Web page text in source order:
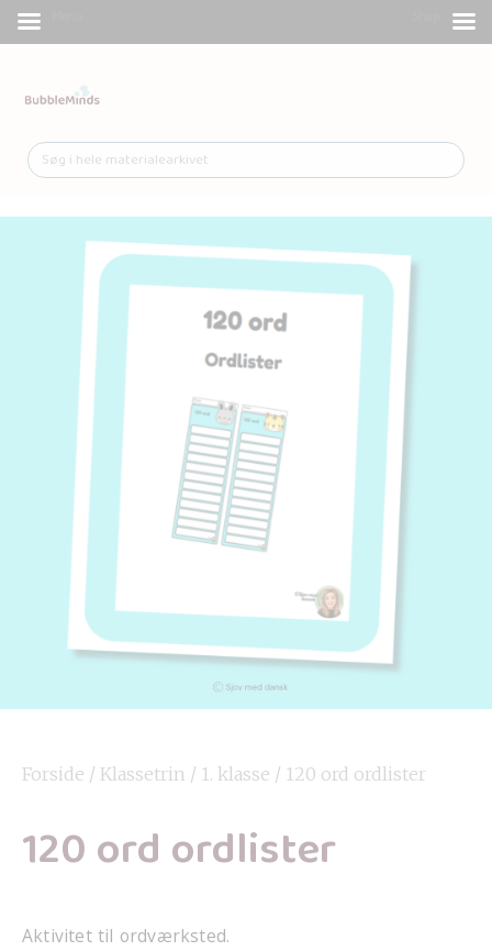
Forside / Klassetrin / 1. klasse / 120 ord ordlister
120 ord ordlister
Aktivitet til ordværksted.